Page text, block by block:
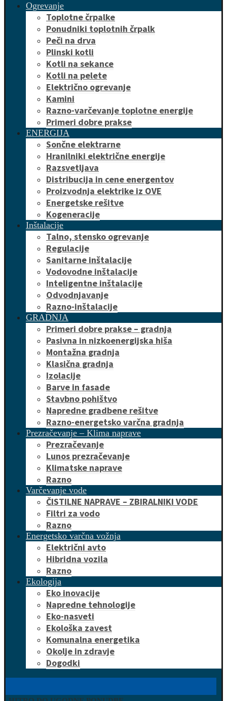
Ogrevanje
Toplotne črpalke
Ponudniki toplotnih črpalk
Peči na drva
Plinski kotli
Kotli na sekance
Kotli na pelete
Električno ogrevanje
Kamini
Razno-varčevanje toplotne energije
Primeri dobre prakse
ENERGIJA
Sončne elektrarne
Hranilniki električne energije
Razsvetljava
Distribucija in cene energentov
Proizvodnja elektrike iz OVE
Energetske rešitve
Kogeneracije
Inštalacije
Talno, stensko ogrevanje
Regulacije
Sanitarne inštalacije
Vodovodne inštalacije
Inteligentne inštalacije
Odvodnjavanje
Razno-inštalacije
GRADNJA
Primeri dobre prakse – gradnja
Pasivna in nizkoenergijska hiša
Montažna gradnja
Klasična gradnja
Izolacije
Barve in fasade
Stavbno pohištvo
Napredne gradbene rešitve
Razno-energetsko varčna gradnja
Prezračevanje – Klima naprave
Prezračevanje
Lunos prezračevanje
Klimatske naprave
Razno
Varčevanje vode
ČISTILNE NAPRAVE – ZBIRALNIKI VODE
Filtri za vodo
Razno
Energetsko varčna vožnja
Električni avto
Hibridna vozila
Razno
Ekologija
Eko inovacije
Napredne tehnologije
Eko-nasveti
Ekološka zavest
Komunalna energetika
Okolje in zdravje
Dogodki